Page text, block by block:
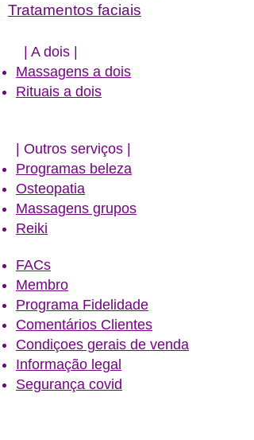
Tratamentos faciais
| A dois​ |
Massagens a dois
Rituais a dois
​| Outros serviços |
Programas beleza
Osteopatia
Massagens grupos
Reiki
FACs
Membro
Programa Fidelidade
Comentários Clientes
Condiçoes gerais de venda
Informação legal
Segurança covid